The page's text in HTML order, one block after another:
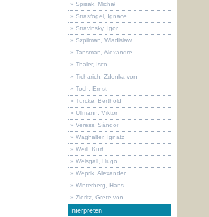
» Spisak, Michał
» Strasfogel, Ignace
» Stravinsky, Igor
» Szpilman, Wladislaw
» Tansman, Alexandre
» Thaler, Isco
» Ticharich, Zdenka von
» Toch, Ernst
» Türcke, Berthold
» Ullmann, Viktor
» Veress, Sándor
» Waghalter, Ignatz
» Weill, Kurt
» Weisgall, Hugo
» Weprik, Alexander
» Winterberg, Hans
» Zieritz, Grete von
Interpreten